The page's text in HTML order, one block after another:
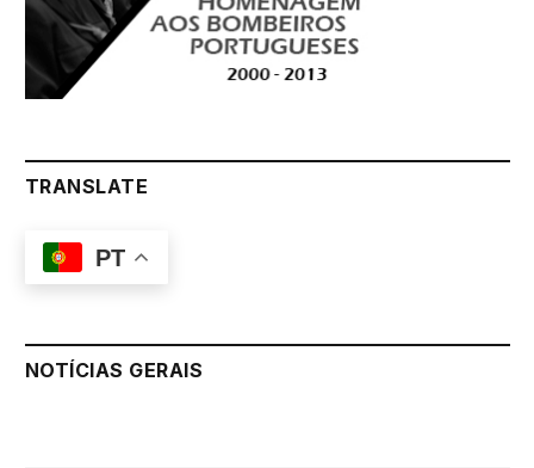
TRANSLATE
PT
NOTÍCIAS GERAIS